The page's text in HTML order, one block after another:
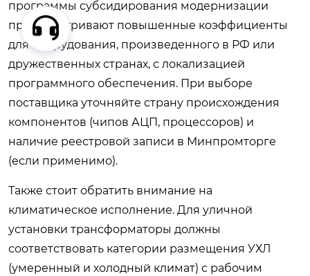
программы субсидирования модернизации
предусматривают повышенные коэффициенты
для оборудования, произведенного в РФ или
дружественных странах, с локализацией
программного обеспечения. При выборе
поставщика уточняйте страну происхождения
компонентов (чипов АЦП, процессоров) и
наличие реестровой записи в Минпромторге
(если применимо).
Также стоит обратить внимание на
климатическое исполнение. Для уличной
установки трансформаторы должны
соответствовать категории размещения УХЛ
(умеренный и холодный климат) с рабочим